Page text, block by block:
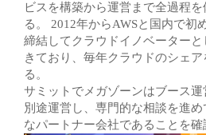
ビスを構築から運営まで全過程
る。 2012年からAWSと国内で初
締結してクラウドイノベーター
きており、毎年クラウドのシェ
る。
サミットでメガゾーンはブース
別途運営し、専門的な相談を進
なパートナー会社であることを確